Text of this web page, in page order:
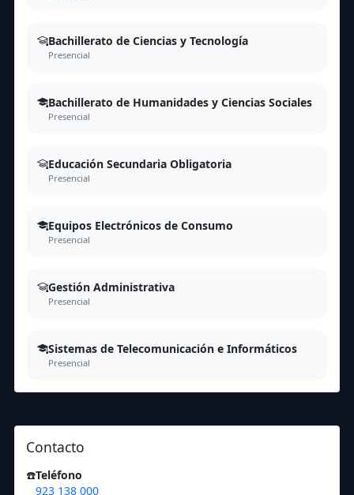
Bachillerato de Ciencias y Tecnología
Presencial
Bachillerato de Humanidades y Ciencias Sociales
Presencial
Educación Secundaria Obligatoria
Presencial
Equipos Electrónicos de Consumo
Presencial
Gestión Administrativa
Presencial
Sistemas de Telecomunicación e Informáticos
Presencial
Contacto
☎️Teléfono
923 138 000